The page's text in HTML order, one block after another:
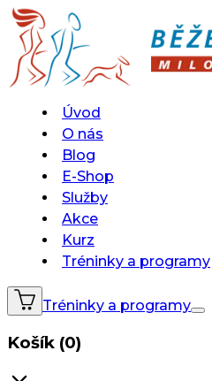
Úvod
O nás
Blog
E-Shop
Služby
Akce
Kurz
Tréninky a programy
Tréninky a programy
Košík (0)